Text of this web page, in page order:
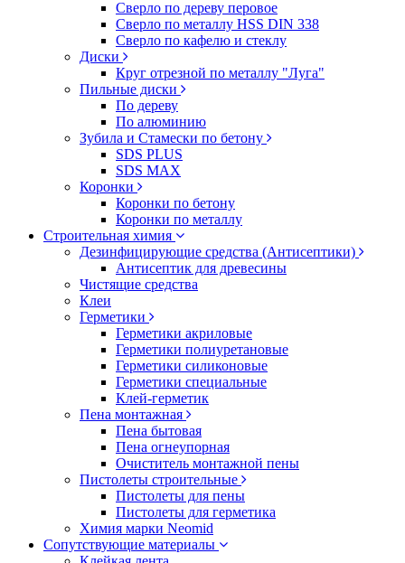
Сверло по дереву перовое
Сверло по металлу HSS DIN 338
Сверло по кафелю и стеклу
Диски
Круг отрезной по металлу "Луга"
Пильные диски
По дереву
По алюминию
Зубила и Стамески по бетону
SDS PLUS
SDS MAX
Коронки
Коронки по бетону
Коронки по металлу
Строительная химия
Дезинфицирующие средства (Антисептики)
Антисептик для древесины
Чистящие средства
Клеи
Герметики
Герметики акриловые
Герметики полиуретановые
Герметики силиконовые
Герметики специальные
Клей-герметик
Пена монтажная
Пена бытовая
Пена огнеупорная
Очиститель монтажной пены
Пистолеты строительные
Пистолеты для пены
Пистолеты для герметика
Химия марки Neomid
Сопутствующие материалы